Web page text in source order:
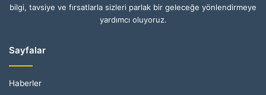
bilgi, tavsiye ve fırsatlarla sizleri parlak bir geleceğe yönlendirmeye
yardımcı oluyoruz.
Sayfalar
Haberler